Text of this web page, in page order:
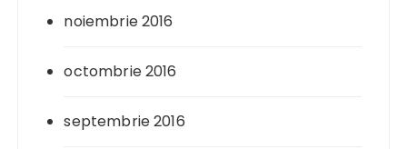
noiembrie 2016
octombrie 2016
septembrie 2016